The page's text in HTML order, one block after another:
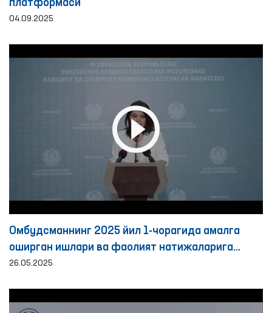
платформаси
04.09.2025
Oмбудсманнинг 2025 йил 1-чорагида амалга
оширган ишлари ва фаолият натижаларига
бағишланган БРИФИНГ
26.05.2025